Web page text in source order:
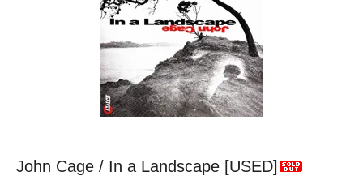
John Cage / In a Landscape [USED]